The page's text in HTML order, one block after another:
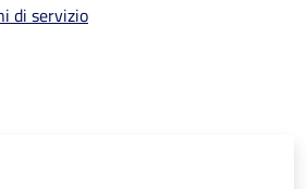
di servizio